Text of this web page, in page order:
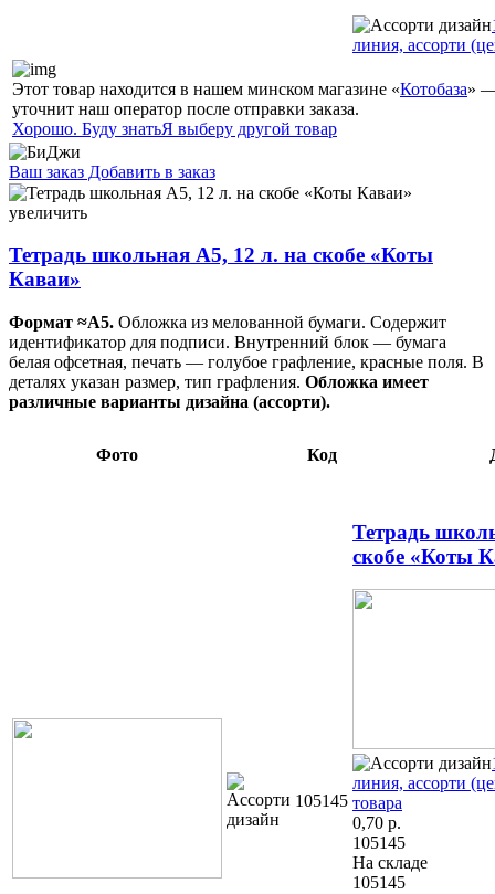
линия, ассорти
Этот товар находится в нашем минском магазине «Котобаза» —
уточнит наш оператор после отправки заказа.
Хорошо. Буду знатьЯ выберу другой товар
Ваш заказ Добавить в заказ
Тетрадь школьная А5, 12 л. на скобе «Коты Каваи» 165×205
мм, косая линия, ассорти 0,70 105145
увеличить
Тетрадь школьная А5, 12 л. на скобе «Коты
Каваи»
Формат ≈А5. Обложка из мелованной бумаги. Содержит
идентификатор для подписи. Внутренний блок — бумага
белая офсетная, печать — голубое графление, красные поля. В
деталях указан размер, тип графления. Обложка имеет
различные варианты дизайна (ассорти).
Фото Код
105145
Тетрадь
скобе «Коты
линия, ассорти
товара
0,70 р.
105145
На складе
105145